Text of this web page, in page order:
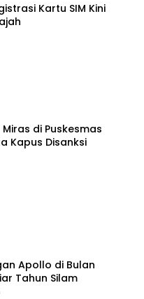
Kartu SIM Kini
di Puskesmas
Kapus Disanksi
Apollo di Bulan
Tahun Silam